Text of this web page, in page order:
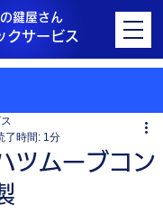
クサービス
鍵屋さん
ツムーブコン
了時間: 1分